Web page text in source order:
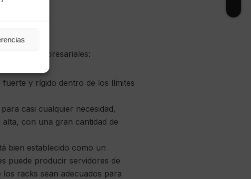
datos empresariales:
y rígido dentro de los límites
casi cualquier necesidad,
con una gran cantidad de
bien establecido como un
puede producir servidores de
racks sean adecuados para